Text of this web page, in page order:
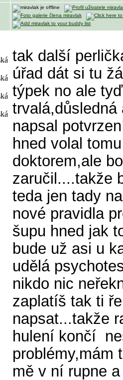
tak další
úřad dát si tu
týpek no ale
napsal
hned volal
doktorem,ale
zaručil....takže
teda jen tady
nové pravidla
šupu hned jak
bude už asi u
udělá
nikdo nic
zaplatíš tak ti
napsat...takže
hulení končí
problémy,mám
mě v ní rupne